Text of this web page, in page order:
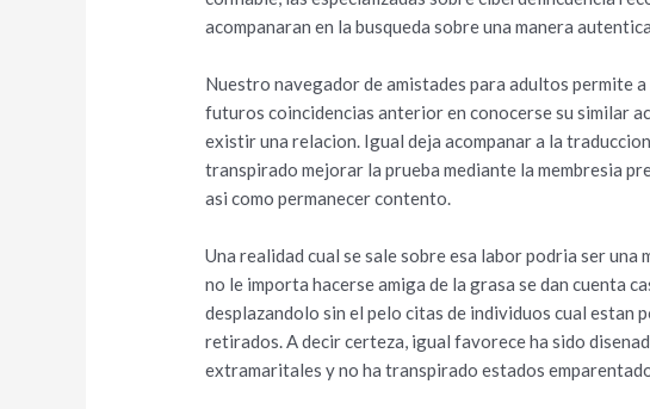
acompanaran en la busqueda sobre una manera
Nuestro navegador de amistades para adultos permite
futuros coincidencias anterior en conocerse su similar
existir una relacion. Igual deja acompanar a la
transpirado mejorar la prueba mediante la membresia
asi­ como permanecer contento.
Una realidad cual se sale sobre esa labor podri­a ser una
no le importa hacerse amiga de la grasa se dan cuenta
desplazandolo sin el pelo citas de individuos cual estan
retirados. A decir certeza, igual favorece ha sido
extramaritales y no ha transpirado estados